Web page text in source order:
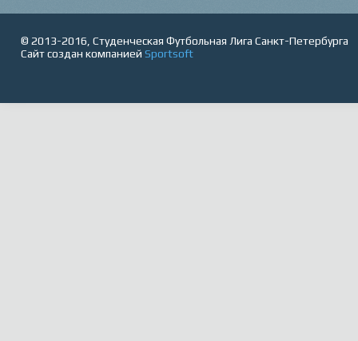
© 2013-2016, Студенческая Футбольная Лига Санкт-Петербурга
Сайт создан компанией Sportsoft